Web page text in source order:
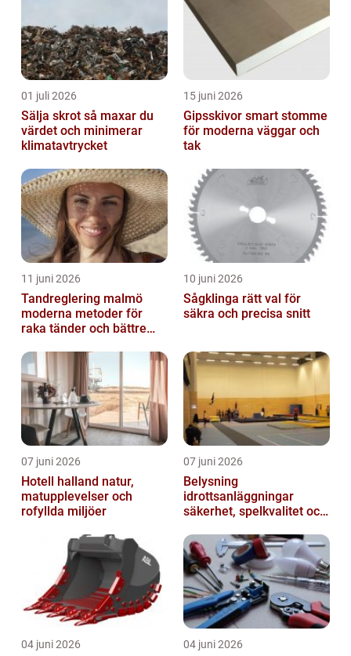
01 juli 2026
Sälja skrot så maxar du
värdet och minimerar
klimatavtrycket
15 juni 2026
Gipsskivor smart stomme
för moderna väggar och
tak
11 juni 2026
Tandreglering malmö
moderna metoder för
raka tänder och bättre
10 juni 2026
Sågklinga rätt val för
säkra och precisa snitt
07 juni 2026
Hotell halland natur,
matupplevelser och
rofyllda miljöer
07 juni 2026
Belysning
idrottsanläggningar
säkerhet, spelkvalitet och
04 juni 2026 04 juni 2026